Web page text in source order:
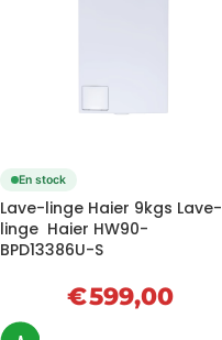
En stock
Lave-linge Haier 9kgs Lave-
linge Haier HW90-
BPD13386U-S
€599,00